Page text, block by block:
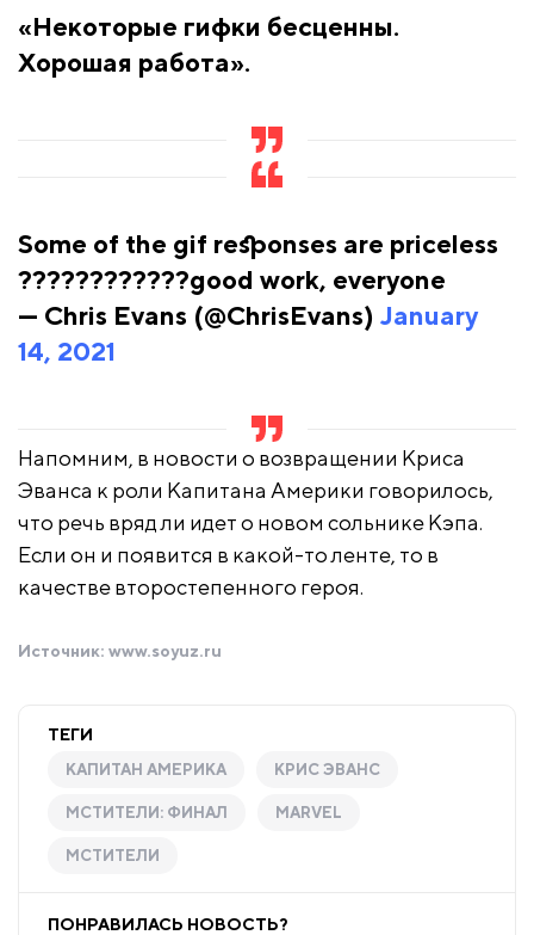
«Некоторые гифки бесценны.
Хорошая работа».
Some of the gif responses are priceless
????????????good work, everyone
— Chris Evans (@ChrisEvans) January
14, 2021
Напомним, в новости о возвращении Криса
Эванса к роли Капитана Америки говорилось,
что речь вряд ли идет о новом сольнике Кэпа.
Если он и появится в какой-то ленте, то в
качестве второстепенного героя.
Источник: www.soyuz.ru
ТЕГИ
КАПИТАН АМЕРИКА КРИС ЭВАНС
МСТИТЕЛИ: ФИНАЛ MARVEL
МСТИТЕЛИ
ПОНРАВИЛАСЬ НОВОСТЬ?